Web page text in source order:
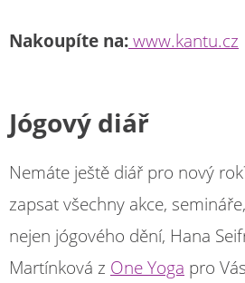
Nakoupíte na:www.kantu.cz
Jógový diář
Nemáte ještě diář pro nový
zapsat všechny akce,
nejen jógového dění, Hana
Martínková z One Yoga pro